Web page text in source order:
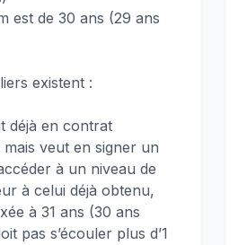
est de 30 ans (29 ans
existent :
déjà en contrat
mais veut en signer un
à un niveau de
à celui déjà obtenu,
à 31 ans (30 ans
pas s’écouler plus d’1